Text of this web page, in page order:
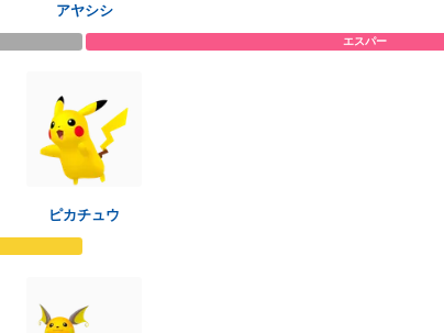
アヤシシ
エスパー
ピカチュウ